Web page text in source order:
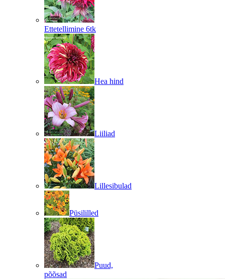
Ettetellimine 6tk
Hea hind
Liiliad
Lillesibulad
Püsililled
Puud,
põõsad